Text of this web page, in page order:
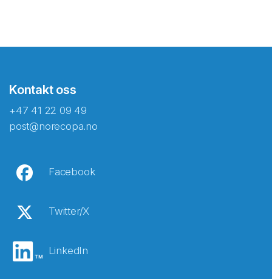
Kontakt oss
+47 41 22 09 49
post@norecopa.no
Facebook
Twitter/X
LinkedIn